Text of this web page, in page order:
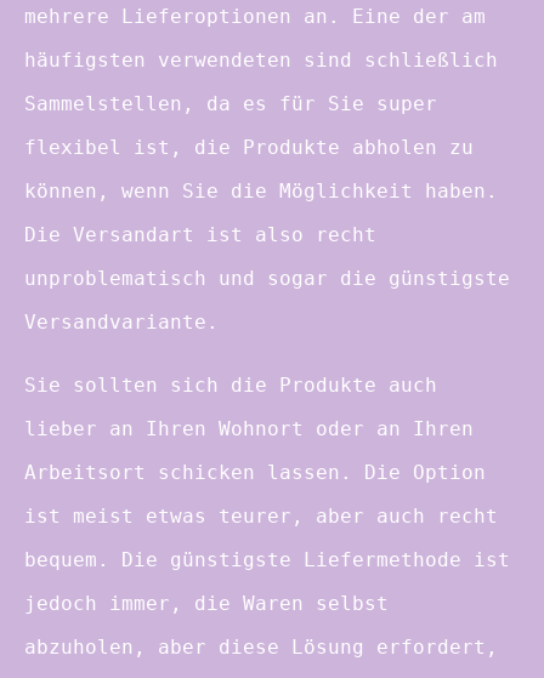
mehrere Lieferoptionen an. Eine der am
häufigsten verwendeten sind schließlich
Sammelstellen, da es für Sie super
flexibel ist, die Produkte abholen zu
können, wenn Sie die Möglichkeit haben.
Die Versandart ist also recht
unproblematisch und sogar die günstigste
Versandvariante.
Sie sollten sich die Produkte auch
lieber an Ihren Wohnort oder an Ihren
Arbeitsort schicken lassen. Die Option
ist meist etwas teurer, aber auch recht
bequem. Die günstigste Liefermethode ist
jedoch immer, die Waren selbst
abzuholen, aber diese Lösung erfordert,